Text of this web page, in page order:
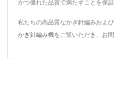
かつ優れた品質で満たすことを保証
私たちの高品質なかぎ針編みおよ
かぎ針編み機をご覧いただき、 お